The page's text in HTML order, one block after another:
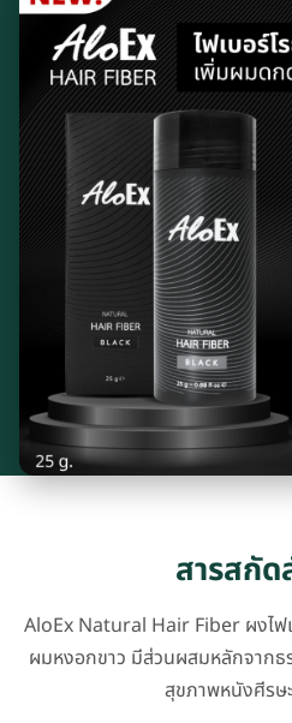
สารสกั
AloEx Natural Hair Fiber ผงไฟ
ผมหงอกขาว มีส่วนผสมหลักจากธ
สุขภาพหนังศีรษ